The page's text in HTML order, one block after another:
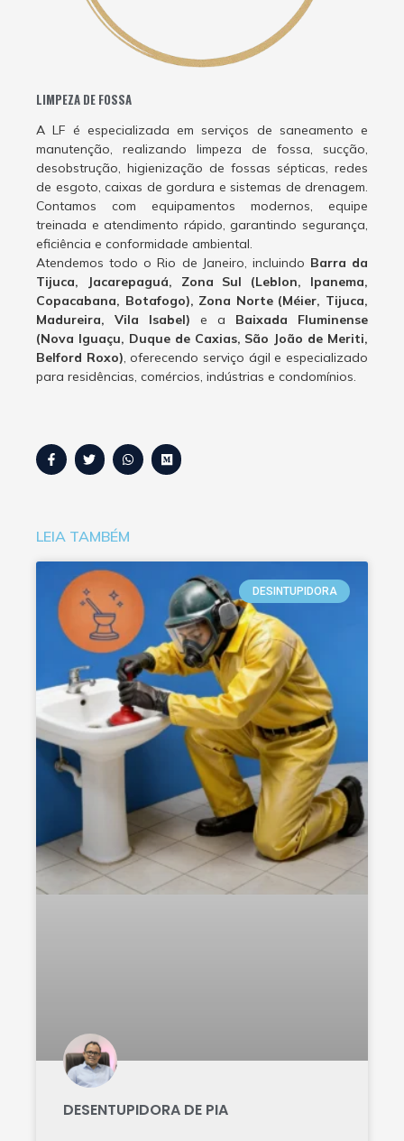
LIMPEZA DE FOSSA
A LF é especializada em serviços de saneamento e
manutenção, realizando limpeza de fossa, sucção,
desobstrução, higienização de fossas sépticas, redes
de esgoto, caixas de gordura e sistemas de drenagem.
Contamos com equipamentos modernos, equipe
treinada e atendimento rápido, garantindo segurança,
eficiência e conformidade ambiental.
Atendemos todo o Rio de Janeiro, incluindo Barra da
Tijuca, Jacarepaguá, Zona Sul (Leblon, Ipanema,
Copacabana, Botafogo), Zona Norte (Méier, Tijuca,
Madureira, Vila Isabel) e a Baixada Fluminense
(Nova Iguaçu, Duque de Caxias, São João de Meriti,
Belford Roxo), oferecendo serviço ágil e especializado
para residências, comércios, indústrias e condomínios.
LEIA TAMBÉM
DESINTUPIDORA
DESENTUPIDORA DE PIA